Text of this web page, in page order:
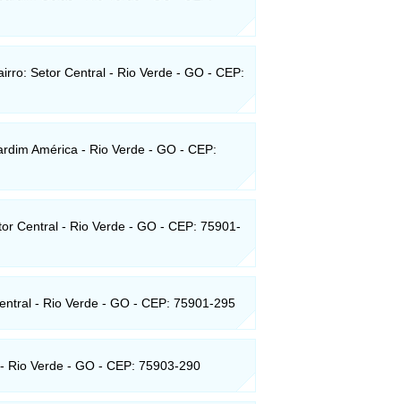
Setor Central - Rio Verde - GO - CEP:
América - Rio Verde - GO - CEP:
Central - Rio Verde - GO - CEP: 75901-
- Rio Verde - GO - CEP: 75901-295
Rio Verde - GO - CEP: 75903-290